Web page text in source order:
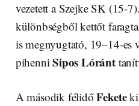
vezetett a Szejke SK (15-
különbségből kettőt
is megnyugtató, 19–14-es
pihenniSipos Lóránt
A második félidőFekete